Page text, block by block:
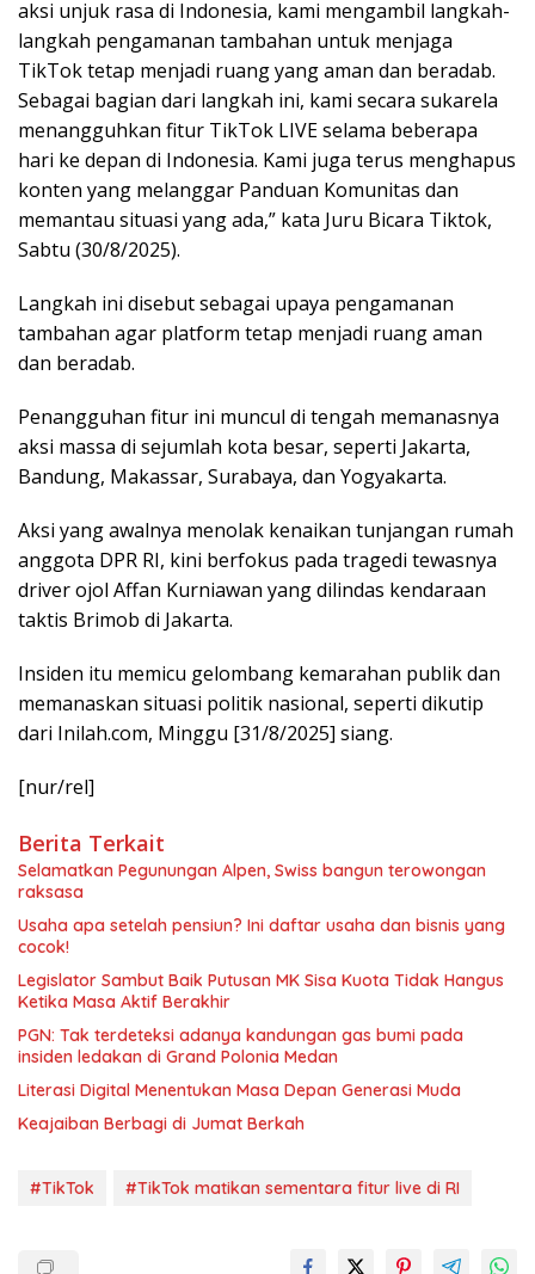
aksi unjuk rasa di Indonesia, kami mengambil langkah-
langkah pengamanan tambahan untuk menjaga
TikTok tetap menjadi ruang yang aman dan beradab.
Sebagai bagian dari langkah ini, kami secara sukarela
menangguhkan fitur TikTok LIVE selama beberapa
hari ke depan di Indonesia. Kami juga terus menghapus
konten yang melanggar Panduan Komunitas dan
memantau situasi yang ada,” kata Juru Bicara Tiktok,
Sabtu (30/8/2025).
Langkah ini disebut sebagai upaya pengamanan
tambahan agar platform tetap menjadi ruang aman
dan beradab.
Penangguhan fitur ini muncul di tengah memanasnya
aksi massa di sejumlah kota besar, seperti Jakarta,
Bandung, Makassar, Surabaya, dan Yogyakarta.
Aksi yang awalnya menolak kenaikan tunjangan rumah
anggota DPR RI, kini berfokus pada tragedi tewasnya
driver ojol Affan Kurniawan yang dilindas kendaraan
taktis Brimob di Jakarta.
Insiden itu memicu gelombang kemarahan publik dan
memanaskan situasi politik nasional, seperti dikutip
dari Inilah.com, Minggu [31/8/2025] siang.
[nur/rel]
Berita Terkait
Selamatkan Pegunungan Alpen, Swiss bangun terowongan
raksasa
Usaha apa setelah pensiun? Ini daftar usaha dan bisnis yang
cocok!
Legislator Sambut Baik Putusan MK Sisa Kuota Tidak Hangus
Ketika Masa Aktif Berakhir
PGN: Tak terdeteksi adanya kandungan gas bumi pada
insiden ledakan di Grand Polonia Medan
Literasi Digital Menentukan Masa Depan Generasi Muda
Keajaiban Berbagi di Jumat Berkah
#TikTok #TikTok matikan sementara fitur live di RI